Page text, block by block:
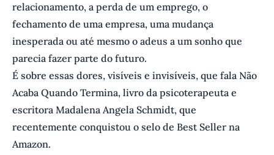
relacionamento, a perda de um emprego, o
fechamento de uma empresa, uma mudança
inesperada ou até mesmo o adeus a um sonho que
parecia fazer parte do futuro.
É sobre essas dores, visíveis e invisíveis, que fala Não
Acaba Quando Termina, livro da psicoterapeuta e
escritora Madalena Angela Schmidt, que
recentemente conquistou o selo de Best Seller na
Amazon.